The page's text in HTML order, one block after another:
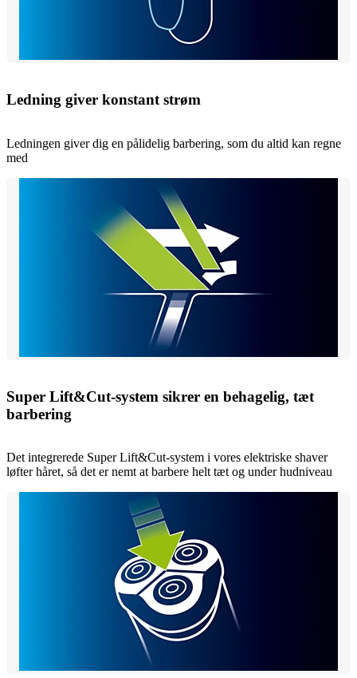
Ledning giver konstant strøm
Ledningen giver dig en pålidelig barbering, som du altid kan regne
med
Super Lift&Cut-system sikrer en behagelig, tæt
barbering
Det integrerede Super Lift&Cut-system i vores elektriske shaver
løfter håret, så det er nemt at barbere helt tæt og under hudniveau